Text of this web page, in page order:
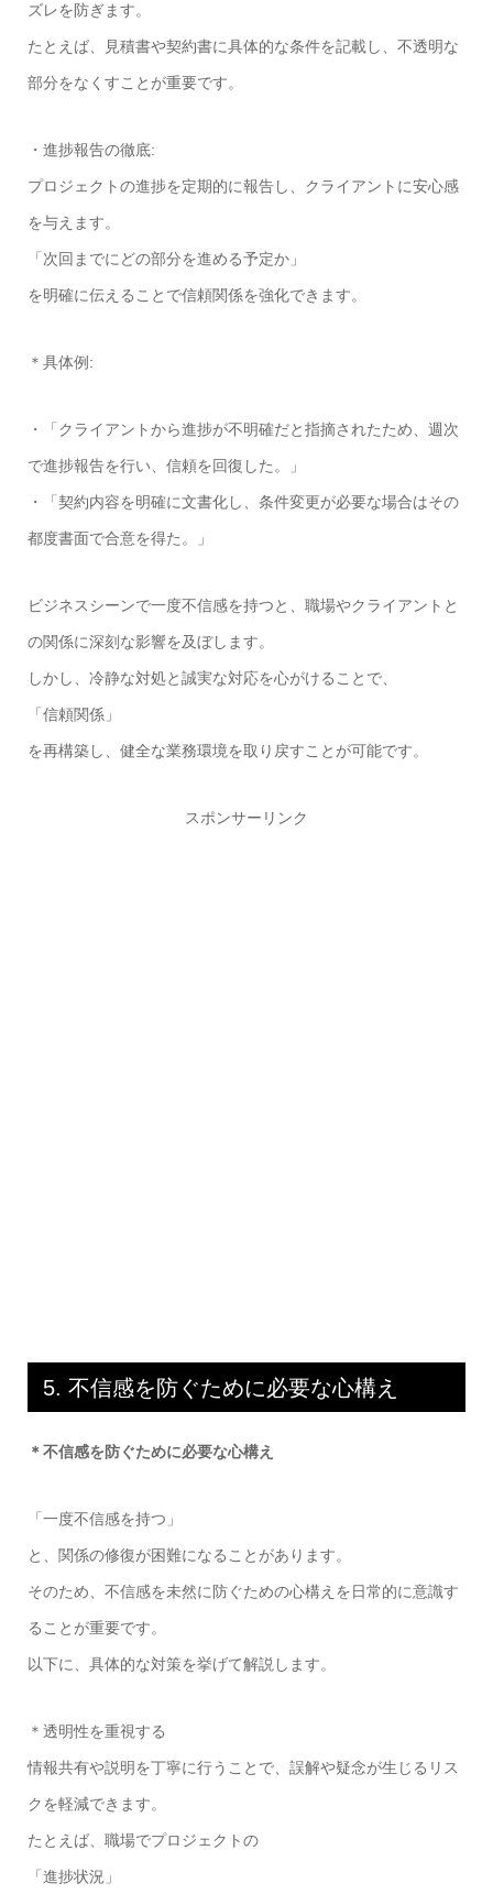
ズレを防ぎます。
たとえば、見積書や契約書に具体的な条件を記載し、不透明な
部分をなくすことが重要です。
・進捗報告の徹底:
プロジェクトの進捗を定期的に報告し、クライアントに安心感
を与えます。
「次回までにどの部分を進める予定か」
を明確に伝えることで信頼関係を強化できます。
＊具体例:
・「クライアントから進捗が不明確だと指摘されたため、週次
で進捗報告を行い、信頼を回復した。」
・「契約内容を明確に文書化し、条件変更が必要な場合はその
都度書面で合意を得た。」
ビジネスシーンで一度不信感を持つと、職場やクライアントと
の関係に深刻な影響を及ぼします。
しかし、冷静な対処と誠実な対応を心がけることで、
「信頼関係」
を再構築し、健全な業務環境を取り戻すことが可能です。
スポンサーリンク
5. 不信感を防ぐために必要な心構え
＊不信感を防ぐために必要な心構え
「一度不信感を持つ」
と、関係の修復が困難になることがあります。
そのため、不信感を未然に防ぐための心構えを日常的に意識す
ることが重要です。
以下に、具体的な対策を挙げて解説します。
＊透明性を重視する
情報共有や説明を丁寧に行うことで、誤解や疑念が生じるリス
クを軽減できます。
たとえば、職場でプロジェクトの
「進捗状況」